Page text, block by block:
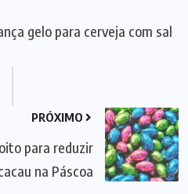
gelo para cerveja com sal
PRÓXIMO
para reduzir
na Páscoa